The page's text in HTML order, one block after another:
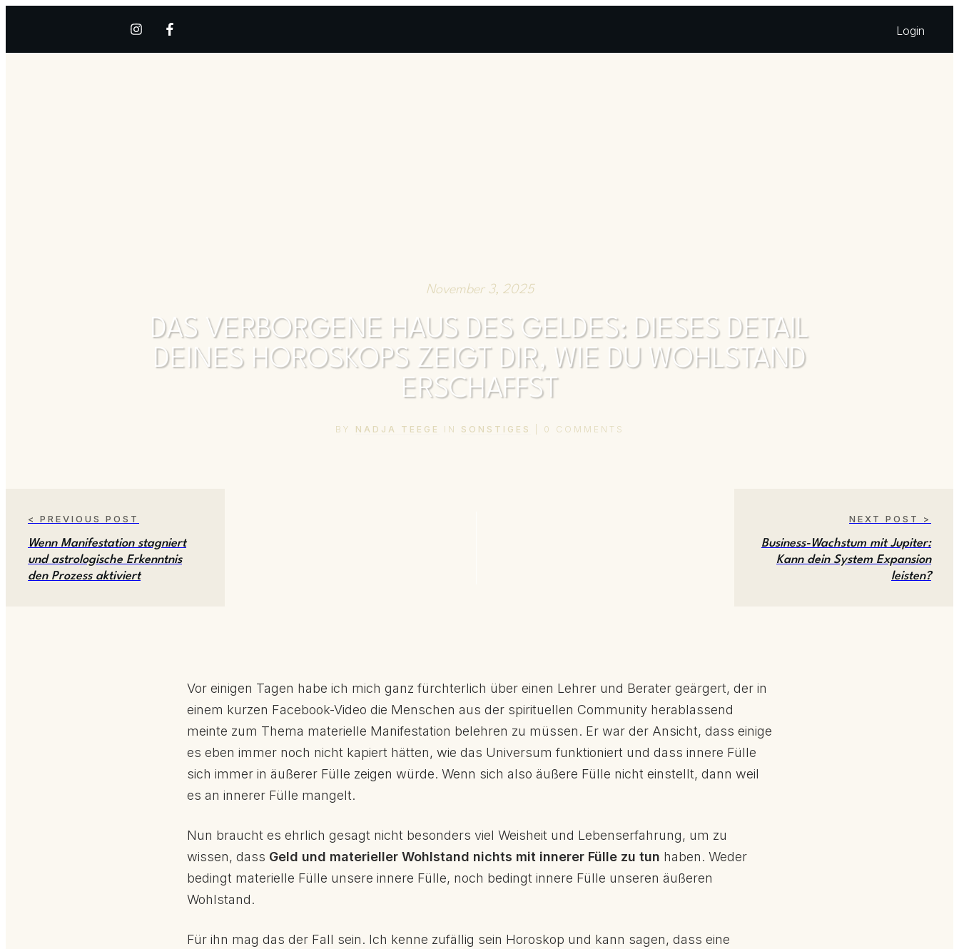
Login
November 3, 2025
DAS VERBORGENE HAUS DES GELDES: DIESES DETAIL
DEINES HOROSKOPS ZEIGT DIR, WIE DU WOHLSTAND
ERSCHAFFST
BY NADJA TEEGE IN SONSTIGES 0 COMMENTS
< PREVIOUS POST
Wenn Manifestation stagniert
und astrologische Erkenntnis
den Prozess aktiviert
NEXT POST >
Business-Wachstum mit Jupiter:
Kann dein System Expansion
leisten?
Vor einigen Tagen habe ich mich ganz fürchterlich über einen Lehrer und Berater geärgert, der in
einem kurzen Facebook-Video die Menschen aus der spirituellen Community herablassend
meinte zum Thema materielle Manifestation belehren zu müssen. Er war der Ansicht, dass einige
es eben immer noch nicht kapiert hätten, wie das Universum funktioniert und dass innere Fülle
sich immer in äußerer Fülle zeigen würde. Wenn sich also äußere Fülle nicht einstellt, dann weil
es an innerer Fülle mangelt.
Nun braucht es ehrlich gesagt nicht besonders viel Weisheit und Lebenserfahrung, um zu
wissen, dass Geld und materieller Wohlstand nichts mit innerer Fülle zu tun haben. Weder
bedingt materielle Fülle unsere innere Fülle, noch bedingt innere Fülle unseren äußeren
Wohlstand.
Für ihn mag das der Fall sein. Ich kenne zufällig sein Horoskop und kann sagen, dass eine